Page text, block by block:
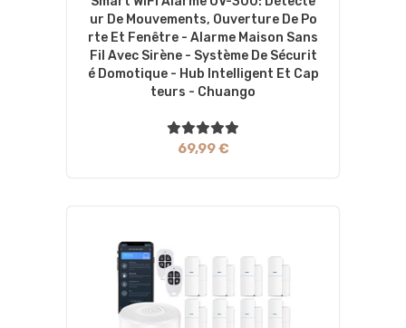
Ur De Mouvements, Ouverture De Po
Rte Et Fenêtre - Alarme Maison Sans
Fil Avec Sirène - Système De Sécurit
É Domotique - Hub Intelligent Et Cap
Teurs - Chuango
69,99 €